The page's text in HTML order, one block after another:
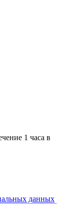
1 часа в
данных